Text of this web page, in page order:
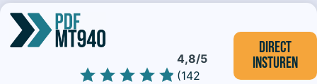
4,8/5
(142
Direct
insturen